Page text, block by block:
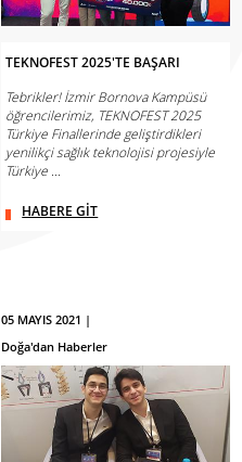
TEKNOFEST 2025'TE BAŞARI
Tebrikler! İzmir Bornova Kampüsü
öğrencilerimiz, TEKNOFEST 2025
Türkiye Finallerinde geliştirdikleri
yenilikçi sağlık teknolojisi projesiyle
Türkiye ...
HABERE GİT
05 MAYIS 2021 |
Doğa'dan Haberler